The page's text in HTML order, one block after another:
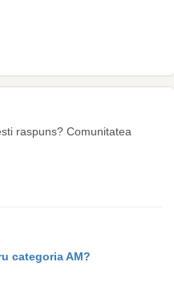
raspuns? Comunitatea
categoria AM?